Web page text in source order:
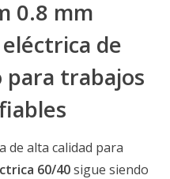
0.8 mm
de
para trabajos
de alta calidad para
60/40sigue siendo